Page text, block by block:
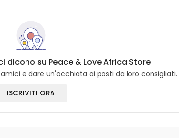
dicono su Peace & Love Africa Store
e dare un'occhiata ai posti da loro consigliati.
ISCRIVITI ORA